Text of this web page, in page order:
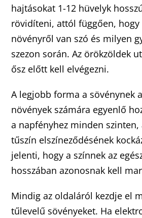
hajtásokat 1-12 hüvelyk
rövidíteni, attól függően,
növényről van szó és milyen
szezon során. Az örökzöldek
ősz előtt kell elvégezni.
A legjobb forma a sövénynek
növények számára egyenlő
a napfényhez minden
tűszín elszíneződésének
jelenti, hogy a színnek az
hosszában azonosnak kell
Mindig az oldaláról kezdje el
tűlevelű sövényeket. Ha